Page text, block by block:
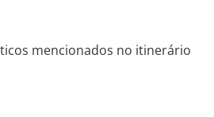
mencionados no itinerário